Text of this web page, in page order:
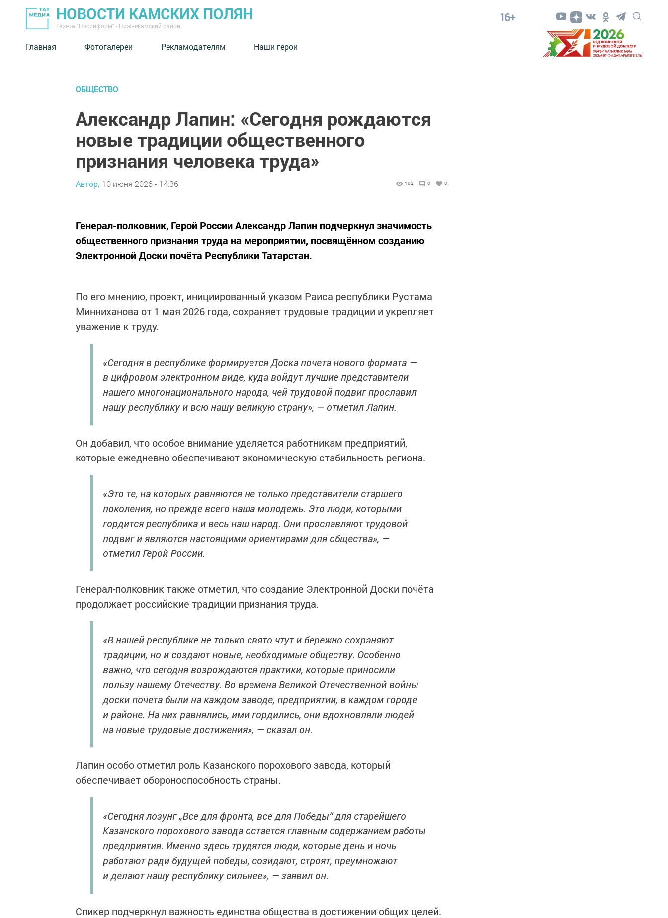
НОВОСТИ КАМСКИХ ПОЛЯН
Газета "Посинформ" - Нижнекамский район
16+
Главная Фотогалереи Рекламодателям Наши герои
ОБЩЕСТВО
Александр Лапин: «Сегодня рождаются
новые традиции общественного
признания человека труда»
Автор, 10 июня 2026 - 14:36 192 0 0
Генерал-полковник, Герой России Александр Лапин подчеркнул значимость
общественного признания труда на мероприятии, посвящённом созданию
Электронной Доски почёта Республики Татарстан.
По его мнению, проект, инициированный указом Раиса республики Рустама
Минниханова от 1 мая 2026 года, сохраняет трудовые традиции и укрепляет
уважение к труду.
«Сегодня в республике формируется Доска почета нового формата —
в цифровом электронном виде, куда войдут лучшие представители
нашего многонационального народа, чей трудовой подвиг прославил
нашу республику и всю нашу великую страну», — отметил Лапин.
Он добавил, что особое внимание уделяется работникам предприятий,
которые ежедневно обеспечивают экономическую стабильность региона.
«Это те, на которых равняются не только представители старшего
поколения, но прежде всего наша молодежь. Это люди, которыми
гордится республика и весь наш народ. Они прославляют трудовой
подвиг и являются настоящими ориентирами для общества», —
отметил Герой России.
Генерал-полковник также отметил, что создание Электронной Доски почёта
продолжает российские традиции признания труда.
«В нашей республике не только свято чтут и бережно сохраняют
традиции, но и создают новые, необходимые обществу. Особенно
важно, что сегодня возрождаются практики, которые приносили
пользу нашему Отечеству. Во времена Великой Отечественной войны
доски почета были на каждом заводе, предприятии, в каждом городе
и районе. На них равнялись, ими гордились, они вдохновляли людей
на новые трудовые достижения», — сказал он.
Лапин особо отметил роль Казанского порохового завода, который
обеспечивает обороноспособность страны.
«Сегодня лозунг „Все для фронта, все для Победы“ для старейшего
Казанского порохового завода остается главным содержанием работы
предприятия. Именно здесь трудятся люди, которые день и ночь
работают ради будущей победы, созидают, строят, преумножают
и делают нашу республику сильнее», — заявил он.
Спикер подчеркнул важность единства общества в достижении общих целей.